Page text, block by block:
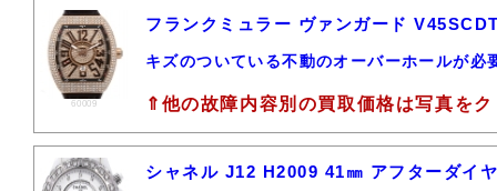
60009
フランクミュラー ヴァンガード
キズのついている不動のオーバーホールが必
⇑他の故障内容別の買取価格は写真を
シャネル J12 H2009 41㎜ アフターダイ